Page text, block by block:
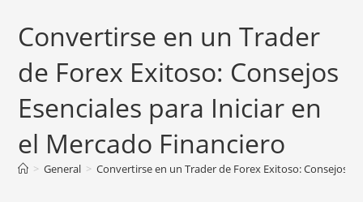
Convertirse en un Trader
de Forex Exitoso: Consejos
Esenciales para Iniciar en
el Mercado Financiero
> General > Convertirse en un Trader de Forex Exitoso: Consejos